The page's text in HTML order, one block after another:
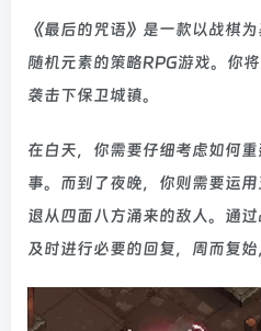
《最后的咒语》是一款以战棋
随机元素的策略RPG游戏。你
袭击下保卫城镇。
在白天，你需要仔细考虑如何
事。而到了夜晚，你则需要运
退从四面八方涌来的敌人。通过
及时进行必要的回复，周而复始